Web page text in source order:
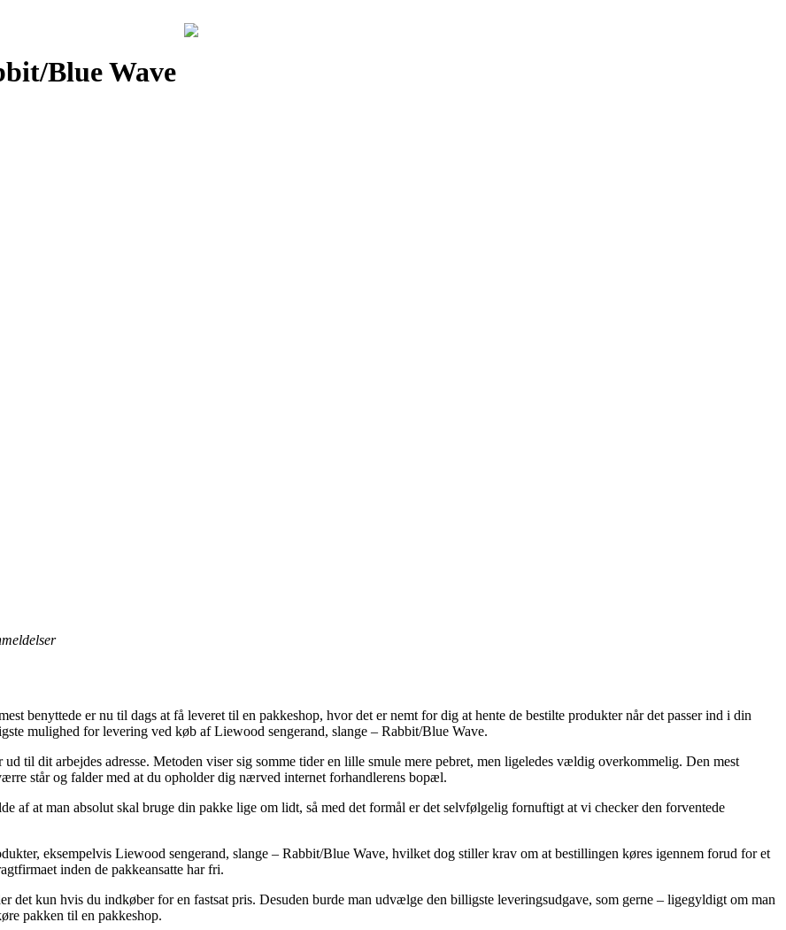
Blue Wave
benyttede er nu til dags at få leveret til en pakkeshop, hvor det er nemt for dig at hente de bestilte produkter når det passer ind i din
mulighed for levering ved køb af Liewood sengerand, slange – Rabbit/Blue Wave.
til dit arbejdes adresse. Metoden viser sig somme tider en lille smule mere pebret, men ligeledes vældig overkommelig. Den mest
står og falder med at du opholder dig nærved internet forhandlerens bopæl.
at man absolut skal bruge din pakke lige om lidt, så med det formål er det selvfølgelig fornuftigt at vi checker den forventede
eksempelvis Liewood sengerand, slange – Rabbit/Blue Wave, hvilket dog stiller krav om at bestillingen køres igennem forud for et
inden de pakkeansatte har fri.
kun hvis du indkøber for en fastsat pris. Desuden burde man udvælge den billigste leveringsudgave, som gerne – ligegyldigt om man
pakken til en pakkeshop.